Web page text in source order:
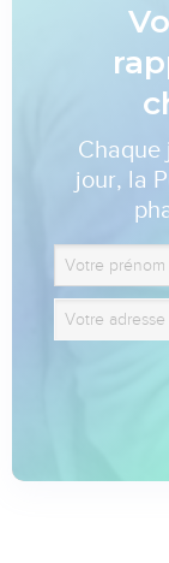
Chaque
jour, la